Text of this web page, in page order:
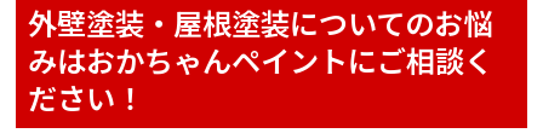
外壁塗装・屋根塗装についてのお悩
みはおかちゃんペイントにご相談く
ださい！